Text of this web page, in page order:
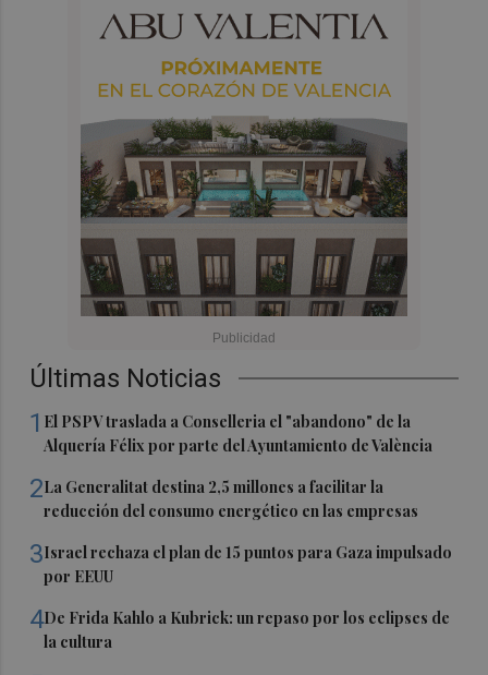
Últimas Noticias
1 El PSPV traslada a Conselleria el "abandono" de la
Alquería Félix por parte del Ayuntamiento de València
2La Generalitat destina 2,5 millones a facilitar la
reducción del consumo energético en las empresas
3Israel rechaza el plan de 15 puntos para Gaza impulsado
por EEUU
4De Frida Kahlo a Kubrick: un repaso por los eclipses de
la cultura